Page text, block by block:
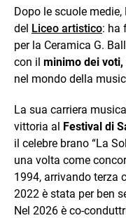
Dopo le scuole
del Liceo artistico: ha
per la Ceramica G.
con il minimo dei
nel mondo della
La sua carriera
vittoria al Festival di
il celebre brano “La
una volta come
1994, arrivando terza
2022 è stata per ben
Nel 2026 è co-